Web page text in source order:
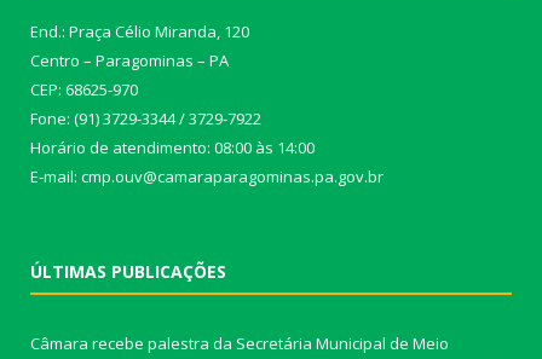
End.: Praça Célio Miranda, 120
Centro – Paragominas – PA
CEP: 68625-970
Fone: (91) 3729-3344 / 3729-7922
Horário de atendimento: 08:00 às 14:00
E-mail: cmp.ouv@camaraparagominas.pa.gov.br
ÚLTIMAS PUBLICAÇÕES
Câmara recebe palestra da Secretária Municipal de Meio